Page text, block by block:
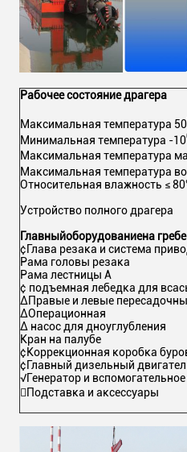
Рабочее состояние драгера
Максимальная температура 50
Минимальная температура -10
Максимальная температура
Максимальная температура
Относительная влажность ≤
Устройство полного драгера
Главныйоборудованиена
¢Глава резака и система
Рама головы резака
Рама лестницы А
¢ подъемная лебедка для
∆Правые и левые
∆Операционная
∆ насос для дноуглубления
Кран на палубе
¢Коррекционная коробка
¢Главный дизельный
√Генератор и
Подставка и аксессуары